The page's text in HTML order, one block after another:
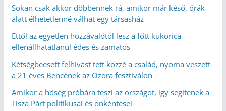
Sokan csak akkor döbbennek rá, amikor már késő, órák
alatt élhetetlenné válhat egy társasház
Ettől az egyetlen hozzávalótól lesz a főtt kukorica
ellenállhatatlanul édes és zamatos
Kétségbeesett felhívást tett közzé a család, nyoma veszett
a 21 éves Bencének az Ozora fesztiválon
Amikor a hőség próbára teszi az országot, így segítenek a
Tisza Párt politikusai és önkéntesei